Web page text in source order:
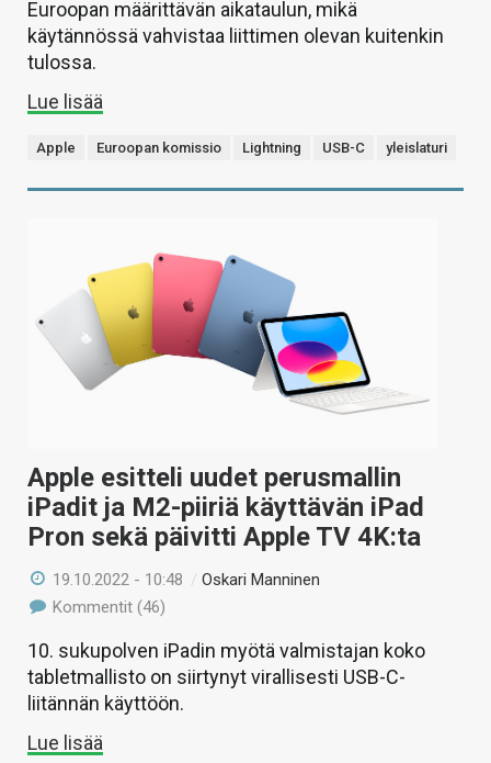
Euroopan määrittävän aikataulun, mikä
käytännössä vahvistaa liittimen olevan kuitenkin
tulossa.
Lue lisää
Apple Euroopan komissio Lightning USB-C yleislaturi
Apple esitteli uudet perusmallin
iPadit ja M2-piiriä käyttävän iPad
Pron sekä päivitti Apple TV 4K:ta
19.10.2022 - 10:48 /Oskari Manninen
Kommentit (46)
10. sukupolven iPadin myötä valmistajan koko
tabletmallisto on siirtynyt virallisesti USB-C-
liitännän käyttöön.
Lue lisää